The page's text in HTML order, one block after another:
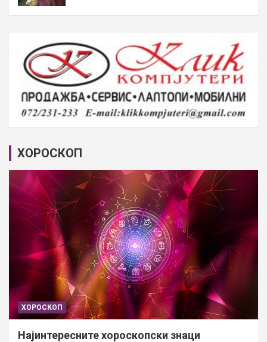
ХОРОСКОП
ХОРОСКОП
Најинтересните хороскопски знаци